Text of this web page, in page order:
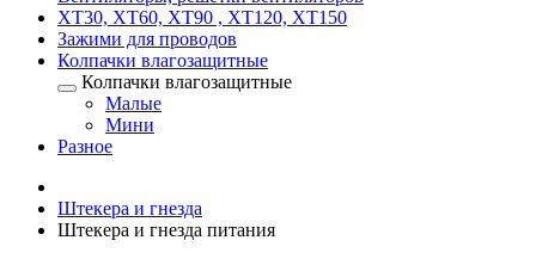
XT30, XT60, XT90 , XT120, XT150
Зажими для проводов
Колпачки влагозащитные
Колпачки влагозащитные
Малые
Мини
Разное
Штекера и гнезда
Штекера и гнезда питания